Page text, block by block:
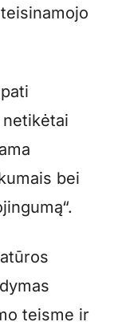
bei
teisme ir